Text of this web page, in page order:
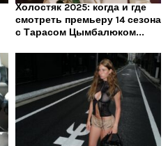
Холостяк 2025: когда и где
смотреть премьеру 14 сезона
с Тарасом Цымбалюком...